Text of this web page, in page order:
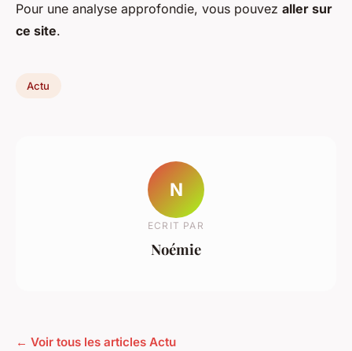
Pour une analyse approfondie, vous pouvez aller sur
ce site.
Actu
N
ECRIT PAR
Noémie
← Voir tous les articles Actu